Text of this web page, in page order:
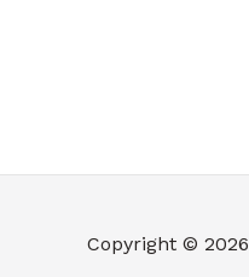
Copyright © 2026